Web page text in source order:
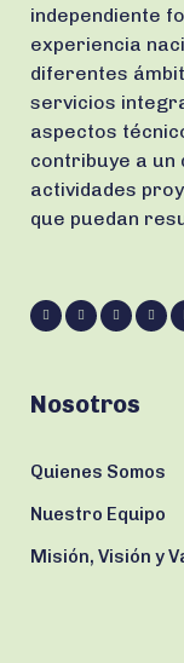
independiente
experiencia
diferentes
servicios
aspectos
contribuye a
actividades
que puedan
Nosotros
Quienes Somos
Nuestro Equipo
Misión, Visión y